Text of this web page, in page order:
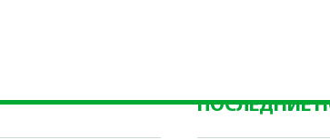
на VIII Саммите глав государств Совета
ПОСЛЕДНИЕ